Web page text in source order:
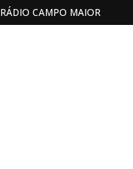
RÁDIO CAMPO MAIOR